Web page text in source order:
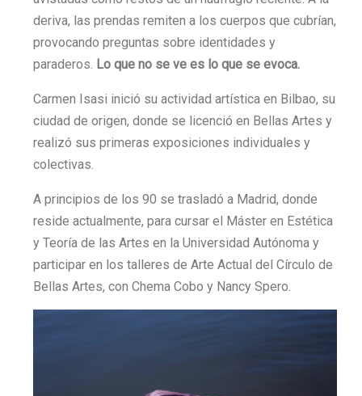
deriva, las prendas remiten a los cuerpos que cubrían,
provocando preguntas sobre identidades y
paraderos. Lo que no se ve es lo que se evoca.
Carmen Isasi inició su actividad artística en Bilbao, su
ciudad de origen, donde se licenció en Bellas Artes y
realizó sus primeras exposiciones individuales y
colectivas.
A principios de los 90 se trasladó a Madrid, donde
reside actualmente, para cursar el Máster en Estética
y Teoría de las Artes en la Universidad Autónoma y
participar en los talleres de Arte Actual del Círculo de
Bellas Artes, con Chema Cobo y Nancy Spero.